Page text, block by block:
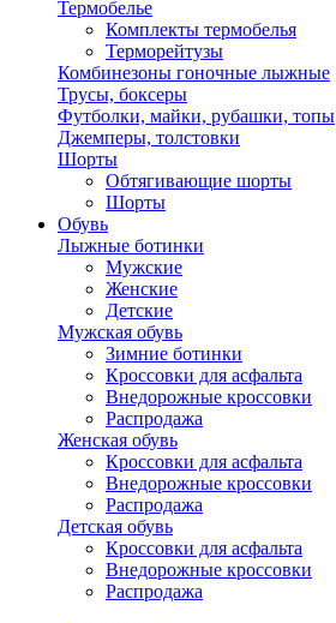
Термобелье
Комплекты термобелья
Терморейтузы
Комбинезоны гоночные лыжные
Трусы, боксеры
Футболки, майки, рубашки, топы
Джемперы, толстовки
Шорты
Обтягивающие шорты
Шорты
Обувь
Лыжные ботинки
Мужские
Женские
Детские
Мужская обувь
Зимние ботинки
Кроссовки для асфальта
Внедорожные кроссовки
Распродажа
Женская обувь
Кроссовки для асфальта
Внедорожные кроссовки
Распродажа
Детская обувь
Кроссовки для асфальта
Внедорожные кроссовки
Распродажа